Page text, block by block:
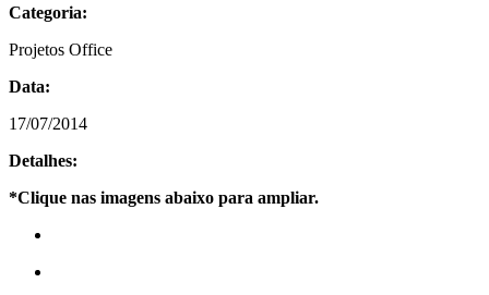
Categoria:
Projetos Office
Data:
17/07/2014
Detalhes:
*Clique nas imagens abaixo para ampliar.